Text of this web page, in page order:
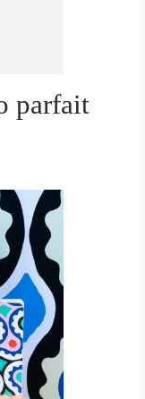
parfait